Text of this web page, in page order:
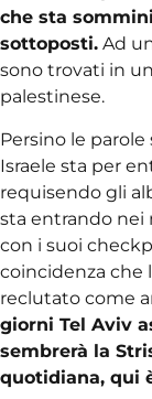
che sta
sottoposti. Ad
sono trovati in
palestinese.
Persino le
Israele sta per
requisendo gli
sta entrando nei
con i suoi
coincidenza che
reclutato come
giorni Tel Aviv
sembrerà la
quotidiana, qui